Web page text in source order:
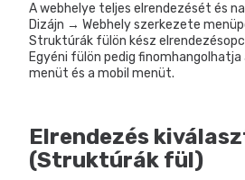
A webhelye teljes elrendezését és
Dizájn → Webhely szerkezete
Struktúrák fülön kész
Egyéni fülön pedig
menüt és a mobil menüt.
Elrendezés
(Struktúrák fül)